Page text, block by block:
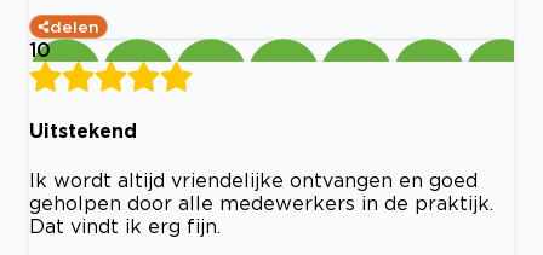
delen
10
Uitstekend
Ik wordt altijd vriendelijke ontvangen en goed
geholpen door alle medewerkers in de praktijk.
Dat vindt ik erg fijn.